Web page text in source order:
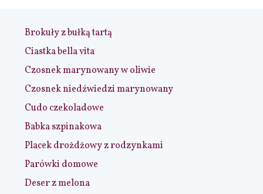
Brokuły z bułką tartą
Ciastka bella vita
Czosnek marynowany w oliwie
Czosnek niedźwiedzi marynowany
Cudo czekoladowe
Babka szpinakowa
Placek drożdżowy z rodzynkami
Parówki domowe
Deser z melona